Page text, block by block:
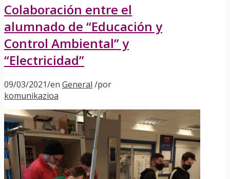
Colaboración entre el
alumnado de “Educación y
Control Ambiental” y
“Electricidad”
09/03/2021/en General /por
komunikazioa